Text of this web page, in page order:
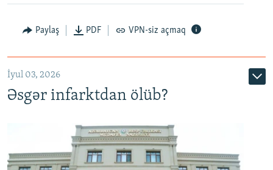
Auto 240p 360p 480p
720p 1080p
Paylaş PDF VPN-siz açmaq
İyul 03, 2026
Əsgər infarktdan ölüb?